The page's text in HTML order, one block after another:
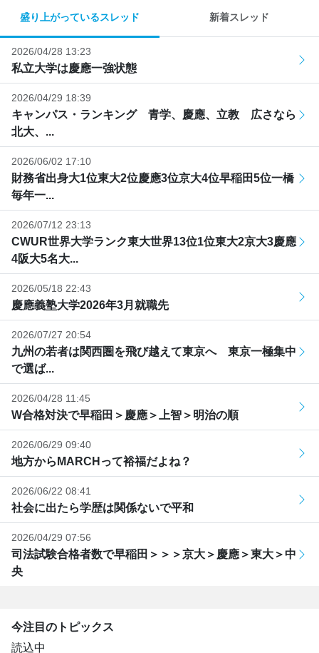
盛り上がっているスレッド 新着スレッド
2026/04/28 13:23
私立大学は慶應一強状態
2026/04/29 18:39
キャンパス・ランキング 青学、慶應、立教 広さなら
北大、...
2026/06/02 17:10
財務省出身大1位東大2位慶應3位京大4位早稲田5位一橋
毎年一...
2026/07/12 23:13
CWUR世界大学ランク東大世界13位1位東大2京大3慶應
4阪大5名大...
2026/05/18 22:43
慶應義塾大学2026年3月就職先
2026/07/27 20:54
九州の若者は関西圏を飛び越えて東京へ 東京一極集中
で選ば...
2026/04/28 11:45
W合格対決で早稲田＞慶應＞上智＞明治の順
2026/06/29 09:40
地方からMARCHって裕福だよね？
2026/06/22 08:41
社会に出たら学歴は関係ないで平和
2026/04/29 07:56
司法試験合格者数で早稲田＞＞＞京大＞慶應＞東大＞中
央
今注目のトピックス
読込中